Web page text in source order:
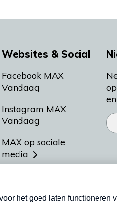
Websites & Social
Facebook MAX
Vandaag
Instagram MAX
Vandaag
MAX op sociale
media
Meldpunt Actueel